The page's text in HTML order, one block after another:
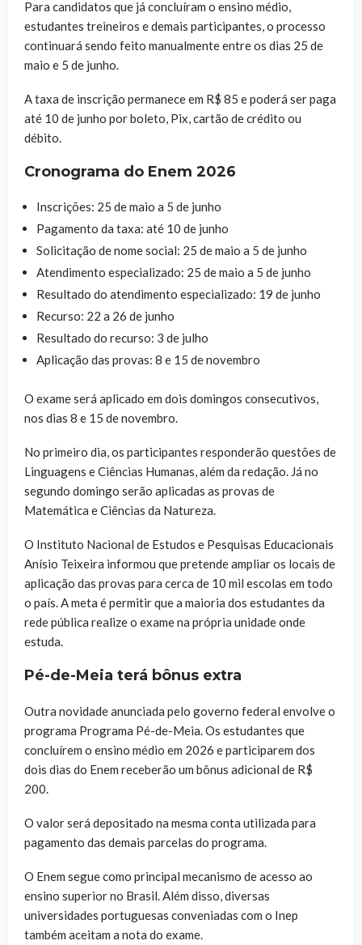
Para candidatos que já concluíram o ensino médio,
estudantes treineiros e demais participantes, o processo
continuará sendo feito manualmente entre os dias 25 de
maio e 5 de junho.
A taxa de inscrição permanece em R$ 85 e poderá ser paga
até 10 de junho por boleto, Pix, cartão de crédito ou
débito.
Cronograma do Enem 2026
Inscrições: 25 de maio a 5 de junho
Pagamento da taxa: até 10 de junho
Solicitação de nome social: 25 de maio a 5 de junho
Atendimento especializado: 25 de maio a 5 de junho
Resultado do atendimento especializado: 19 de junho
Recurso: 22 a 26 de junho
Resultado do recurso: 3 de julho
Aplicação das provas: 8 e 15 de novembro
O exame será aplicado em dois domingos consecutivos,
nos dias 8 e 15 de novembro.
No primeiro dia, os participantes responderão questões de
Linguagens e Ciências Humanas, além da redação. Já no
segundo domingo serão aplicadas as provas de
Matemática e Ciências da Natureza.
O Instituto Nacional de Estudos e Pesquisas Educacionais
Anísio Teixeira informou que pretende ampliar os locais de
aplicação das provas para cerca de 10 mil escolas em todo
o país. A meta é permitir que a maioria dos estudantes da
rede pública realize o exame na própria unidade onde
estuda.
Pé-de-Meia terá bônus extra
Outra novidade anunciada pelo governo federal envolve o
programa Programa Pé-de-Meia. Os estudantes que
concluírem o ensino médio em 2026 e participarem dos
dois dias do Enem receberão um bônus adicional de R$
200.
O valor será depositado na mesma conta utilizada para
pagamento das demais parcelas do programa.
O Enem segue como principal mecanismo de acesso ao
ensino superior no Brasil. Além disso, diversas
universidades portuguesas conveniadas com o Inep
também aceitam a nota do exame.